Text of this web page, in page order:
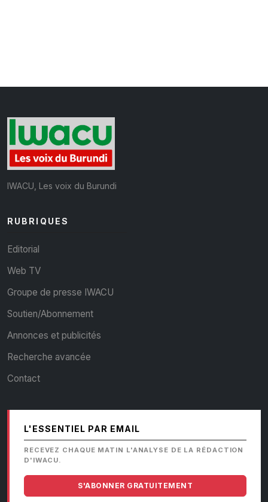
IWACU, Les voix du Burundi
RUBRIQUES
Editorial
Web TV
Groupe de presse IWACU
Soutien/Abonnement
Annonces et publicités
Recherche avancée
Contact
L'ESSENTIEL PAR EMAIL
RECEVEZ CHAQUE MATIN L'ANALYSE DE LA RÉDACTION
D'IWACU.
S'ABONNER GRATUITEMENT